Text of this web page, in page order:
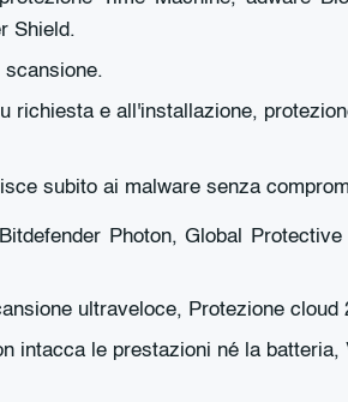
Shield.
scansione.
richiesta e all'installazione,
subito ai malware senza
Photon, Global
ultraveloce, Protezione cloud
intacca le prestazioni né la batteria,